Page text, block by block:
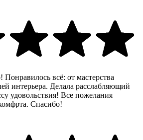
всё: от мастерства
интерьера. Делала расслабляющий
удовольствия! Все пожелания
Спасибо!